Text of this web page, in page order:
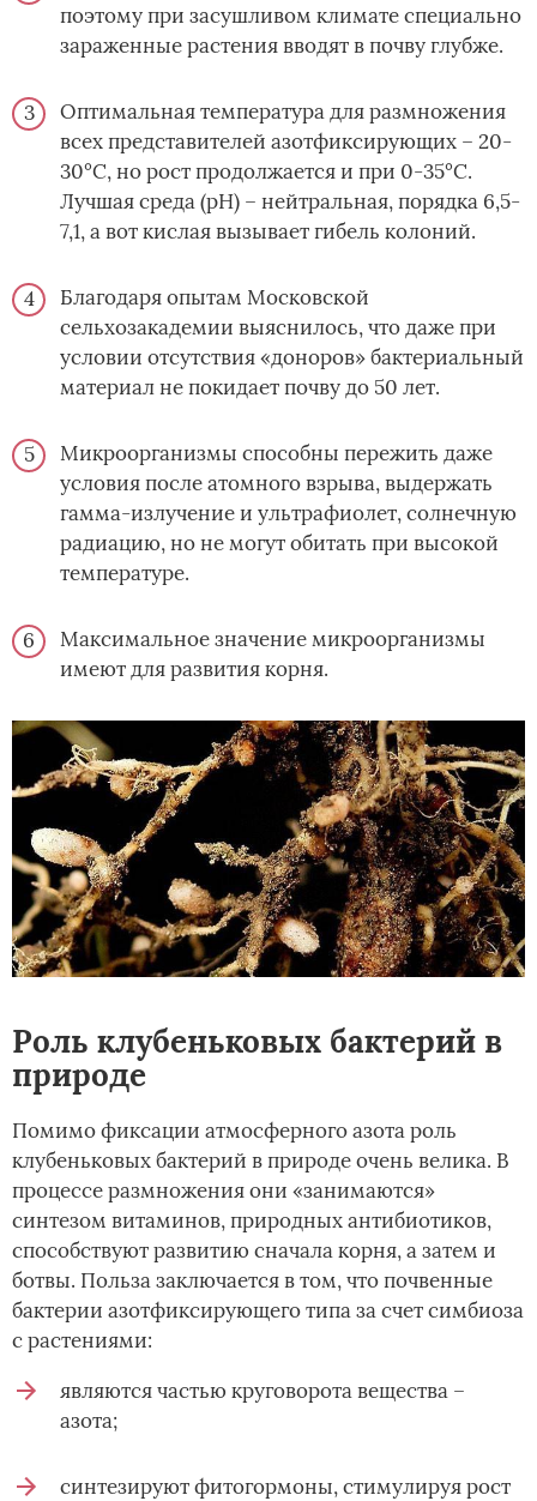
поэтому при засушливом климате специально
зараженные растения вводят в почву глубже.
Оптимальная температура для размножения
всех представителей азотфиксирующих – 20-
30°С, но рост продолжается и при 0-35°С.
Лучшая среда (pH) – нейтральная, порядка 6,5-
7,1, а вот кислая вызывает гибель колоний.
Благодаря опытам Московской
сельхозакадемии выяснилось, что даже при
условии отсутствия «доноров» бактериальный
материал не покидает почву до 50 лет.
Микроорганизмы способны пережить даже
условия после атомного взрыва, выдержать
гамма-излучение и ультрафиолет, солнечную
радиацию, но не могут обитать при высокой
температуре.
Максимальное значение микроорганизмы
имеют для развития корня.
Роль клубеньковых бактерий в
природе
Помимо фиксации атмосферного азота роль
клубеньковых бактерий в природе очень велика. В
процессе размножения они «занимаются»
синтезом витаминов, природных антибиотиков,
способствуют развитию сначала корня, а затем и
ботвы. Польза заключается в том, что почвенные
бактерии азотфиксирующего типа за счет симбиоза
с растениями:
являются частью круговорота вещества –
азота;
синтезируют фитогормоны, стимулируя рост